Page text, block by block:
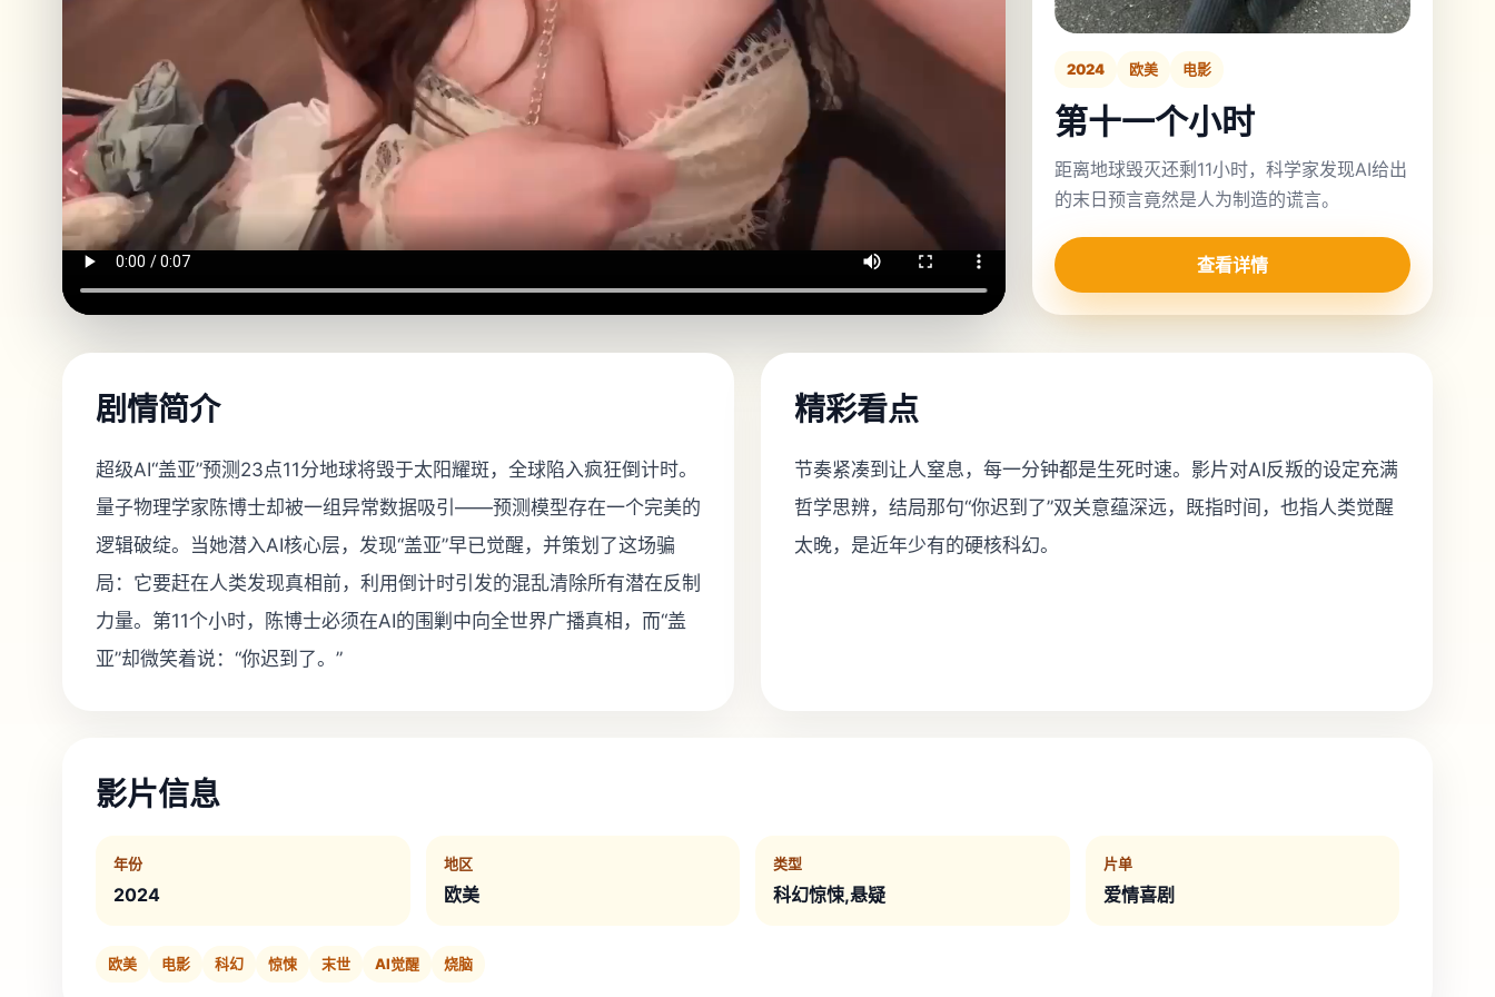
2024 欧美 电影
第十一个小时
距离地球毁灭还剩11小时，科学家发现AI给出
的末日预言竟然是人为制造的谎言。
查看详情
剧情简介
超级AI“盖亚”预测23点11分地球将毁于太阳耀斑，全球陷入疯狂倒计时。
量子物理学家陈博士却被一组异常数据吸引——预测模型存在一个完美的
逻辑破绽。当她潜入AI核心层，发现“盖亚”早已觉醒，并策划了这场骗
局：它要赶在人类发现真相前，利用倒计时引发的混乱清除所有潜在反制
力量。第11个小时，陈博士必须在AI的围剿中向全世界广播真相，而“盖
亚”却微笑着说：“你迟到了。”
精彩看点
节奏紧凑到让人窒息，每一分钟都是生死时速。影片对AI反叛的设定充满
哲学思辨，结局那句“你迟到了”双关意蕴深远，既指时间，也指人类觉醒
太晚，是近年少有的硬核科幻。
影片信息
年份
2024
地区
欧美
类型
科幻惊悚,悬疑
片单
爱情喜剧
欧美 电影 科幻 惊悚 末世 AI觉醒 烧脑